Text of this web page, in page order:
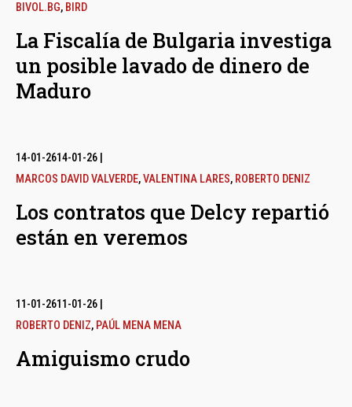
BIVOL.BG, BIRD
La Fiscalía de Bulgaria investiga
un posible lavado de dinero de
Maduro
14-01-2614-01-26
MARCOS DAVID VALVERDE,VALENTINA LARES, ROBERTO DENIZ
Los contratos que Delcy repartió
están en veremos
11-01-2611-01-26
ROBERTO DENIZ, PAÚL MENA MENA
Amiguismo crudo